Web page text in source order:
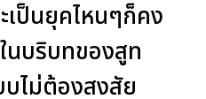
เป็นยุคไหนๆก็คง
นบริบทของสูท
ไม่ต้องสงสัย